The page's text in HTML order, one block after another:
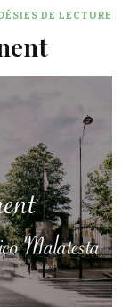
DE LECTURE